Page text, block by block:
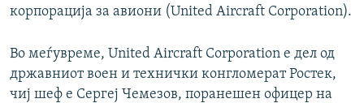
корпорација за авиони (United Aircraft Corporation).
Во меѓувреме, United Aircraft Corporation е дел од
државниот воен и технички конгломерат Ростек,
чиј шеф е Сергеј Чемезов, поранешен офицер на